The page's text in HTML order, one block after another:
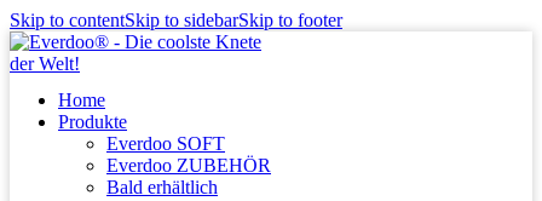
Skip to contentSkip to sidebarSkip to footer
Home
Produkte
Everdoo SOFT
Everdoo ZUBEHÖR
Bald erhältlich